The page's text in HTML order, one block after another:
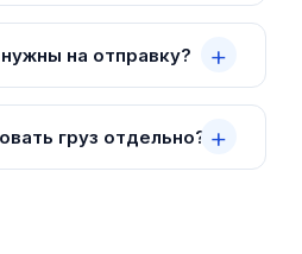
на отправку?
груз отдельно?